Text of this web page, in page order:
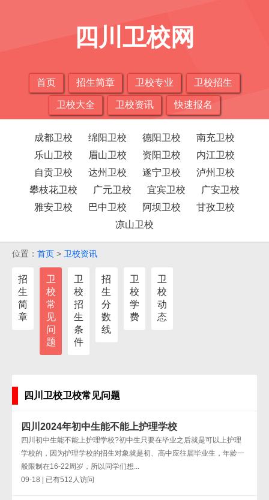
四川卫校网
首页 招生简章 卫校专业 卫校招生
卫校大全 卫校资讯 快速报名
成都卫校 绵阳卫校 德阳卫校
南充卫校
乐山卫校
眉山卫校 资阳卫校
内江卫校
自贡卫校
达州卫校 遂宁卫校
泸州卫校
攀枝花卫校
广元卫校 宜宾卫校
广安卫校
雅安卫校
巴中卫校 阿坝卫校
甘孜卫校
凉山卫校
位置： 首页 > 卫校资讯
招
生
简
章
卫
校
常
见
问
题
卫
校
招
生
条
件
招
生
分
数
线
卫
校
学
费
卫
校
动
态
四川卫校卫校常见问题
四川2024年初中生能不能上护理学校
四川初中生能不能上护理学校?初中生只要在毕业之后就是可以上护理
学校的，因为护理学校的招生对象就是初、高中应往届毕业生，年龄一
般限制在16-22周岁，所以同学们想...
09-18 | 已有512人访问